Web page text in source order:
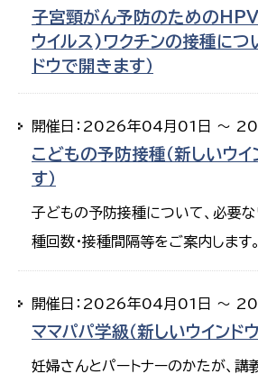
子宮頸がん予防のための
ウイルス)ワクチンの接種につ
ドウで開きます）
開催日：2026年04月01日 ～
こどもの予防接種（新しいウ
す）
子どもの予防接種について、必要な
種回数・接種間隔等をご案内します。
開催日：2026年04月01日 ～
ママパパ学級（新しいウインド
妊婦さんとパートナーのかたが、講